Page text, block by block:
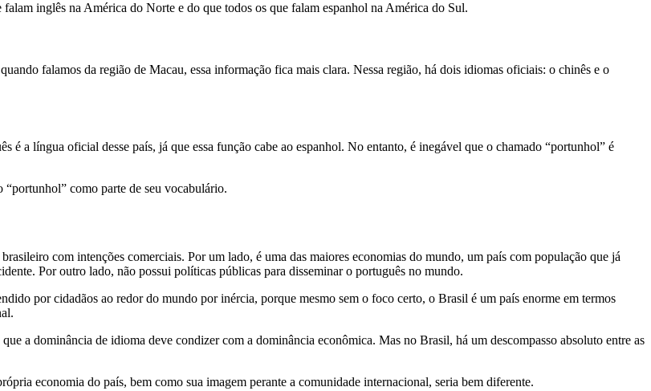
inglês na América do Norte e do que todos os que falam espanhol na América do Sul.
falamos da região de Macau, essa informação fica mais clara. Nessa região, há dois idiomas oficiais: o chinês e o
a língua oficial desse país, já que essa função cabe ao espanhol. No entanto, é inegável que o chamado “portunhol” é
“portunhol” como parte de seu vocabulário.
com intenções comerciais. Por um lado, é uma das maiores economias do mundo, um país com população que já
Por outro lado, não possui políticas públicas para disseminar o português no mundo.
por cidadãos ao redor do mundo por inércia, porque mesmo sem o foco certo, o Brasil é um país enorme em termos
a dominância de idioma deve condizer com a dominância econômica. Mas no Brasil, há um descompasso absoluto entre as
economia do país, bem como sua imagem perante a comunidade internacional, seria bem diferente.